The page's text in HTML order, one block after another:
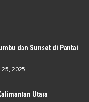
dan Sunset di Pantai
2025
Utara